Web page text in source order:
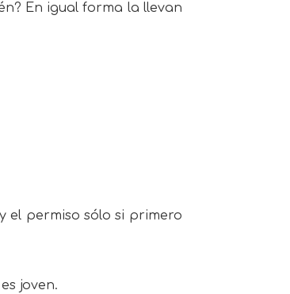
En igual forma la llevan
el permiso sólo si primero
joven.